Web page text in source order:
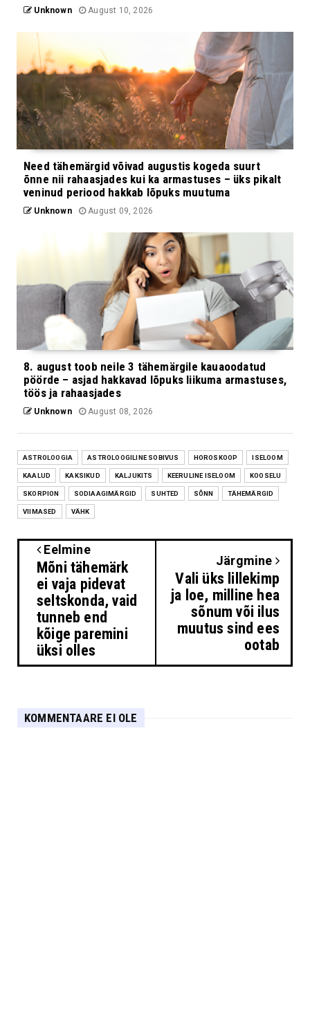
Unknown August 10, 2026
Need tähemärgid võivad augustis kogeda suurt
õnne nii rahaasjades kui ka armastuses – üks pikalt
veninud periood hakkab lõpuks muutuma
Unknown August 09, 2026
8. august toob neile 3 tähemärgile kauaoodatud
pöörde – asjad hakkavad lõpuks liikuma armastuses,
töös ja rahaasjades
Unknown August 08, 2026
ASTROLOOGIA ASTROLOOGILINE SOBIVUS HOROSKOOP ISELOOM
KAALUD KAKSIKUD KALJUKITS KEERULINE ISELOOM KOOSELU
SKORPION SODIAAGIMÄRGID SUHTED SÕNN TÄHEMÄRGID
VIIMASED VÄHK
Eelmine
Mõni tähemärk
ei vaja pidevat
seltskonda, vaid
tunneb end
kõige paremini
üksi olles
Järgmine
Vali üks lillekimp
ja loe, milline hea
sõnum või ilus
muutus sind ees
ootab
KOMMENTAARE EI OLE